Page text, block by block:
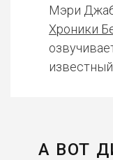
Мэри
Хроники
А ВОТ